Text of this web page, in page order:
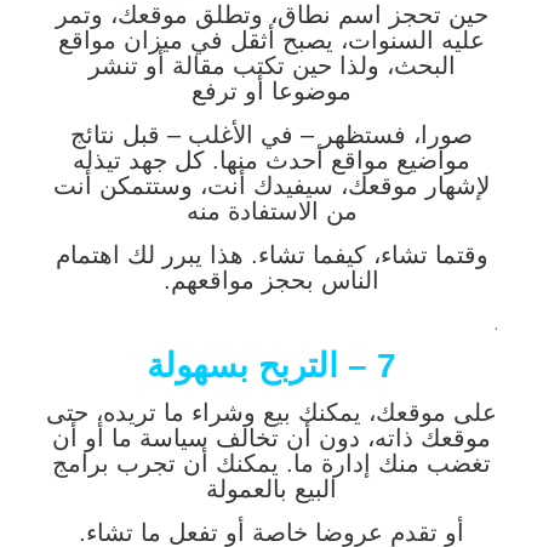
حين تحجز اسم نطاق، وتطلق موقعك، وتمر
عليه السنوات، يصبح أثقل في ميزان مواقع
البحث، ولذا حين تكتب مقالة أو تنشر
موضوعا أو ترفع
صورا، فستظهر – في الأغلب – قبل نتائج
مواضيع مواقع أحدث منها. كل جهد تيذله
لإشهار موقعك، سيفيدك أنت، وستتمكن أنت
من الاستفادة منه
وقتما تشاء، كيفما تشاء. هذا يبرر لك اهتمام
الناس بحجز مواقعهم.
.
7 – التربح بسهولة
على موقعك، يمكنك بيع وشراء ما تريده، حتى
موقعك ذاته، دون أن تخالف سياسة ما أو أن
تغضب منك إدارة ما. يمكنك أن تجرب برامج
البيع بالعمولة
أو تقدم عروضا خاصة أو تفعل ما تشاء.